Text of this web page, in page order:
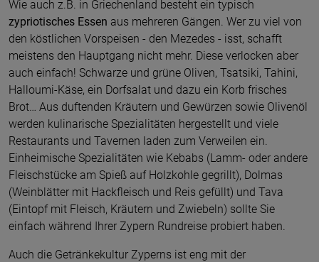
Wie auch z.B. in Griechenland besteht ein typisch
zypriotisches Essen aus mehreren Gängen. Wer zu viel von
den köstlichen Vorspeisen - den Mezedes - isst, schafft
meistens den Hauptgang nicht mehr. Diese verlocken aber
auch einfach! Schwarze und grüne Oliven, Tsatsiki, Tahini,
Halloumi-Käse, ein Dorfsalat und dazu ein Korb frisches
Brot… Aus duftenden Kräutern und Gewürzen sowie Olivenöl
werden kulinarische Spezialitäten hergestellt und viele
Restaurants und Tavernen laden zum Verweilen ein.
Einheimische Spezialitäten wie Kebabs (Lamm- oder andere
Fleischstücke am Spieß auf Holzkohle gegrillt), Dolmas
(Weinblätter mit Hackfleisch und Reis gefüllt) und Tava
(Eintopf mit Fleisch, Kräutern und Zwiebeln) sollte Sie
einfach während Ihrer Zypern Rundreise probiert haben.
Auch die Getränkekultur Zyperns ist eng mit der